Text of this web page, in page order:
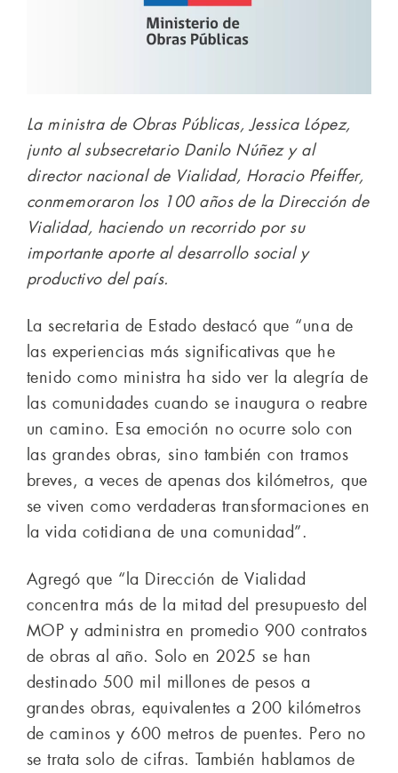
La ministra de Obras Públicas, Jessica López,
junto al subsecretario Danilo Núñez y al
director nacional de Vialidad, Horacio Pfeiffer,
conmemoraron los 100 años de la Dirección de
Vialidad, haciendo un recorrido por su
importante aporte al desarrollo social y
productivo del país.
La secretaria de Estado destacó que “una de
las experiencias más significativas que he
tenido como ministra ha sido ver la alegría de
las comunidades cuando se inaugura o reabre
un camino. Esa emoción no ocurre solo con
las grandes obras, sino también con tramos
breves, a veces de apenas dos kilómetros, que
se viven como verdaderas transformaciones en
la vida cotidiana de una comunidad”.
Agregó que “la Dirección de Vialidad
concentra más de la mitad del presupuesto del
MOP y administra en promedio 900 contratos
de obras al año. Solo en 2025 se han
destinado 500 mil millones de pesos a
grandes obras, equivalentes a 200 kilómetros
de caminos y 600 metros de puentes. Pero no
se trata solo de cifras. También hablamos de